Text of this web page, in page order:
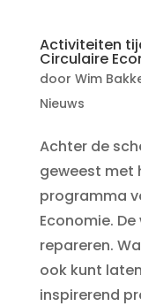
Activiteiten
Circulaire
door Wim
Nieuws
Achter de
geweest met
programma
Economie.
repareren.
ook kunt
inspirerend